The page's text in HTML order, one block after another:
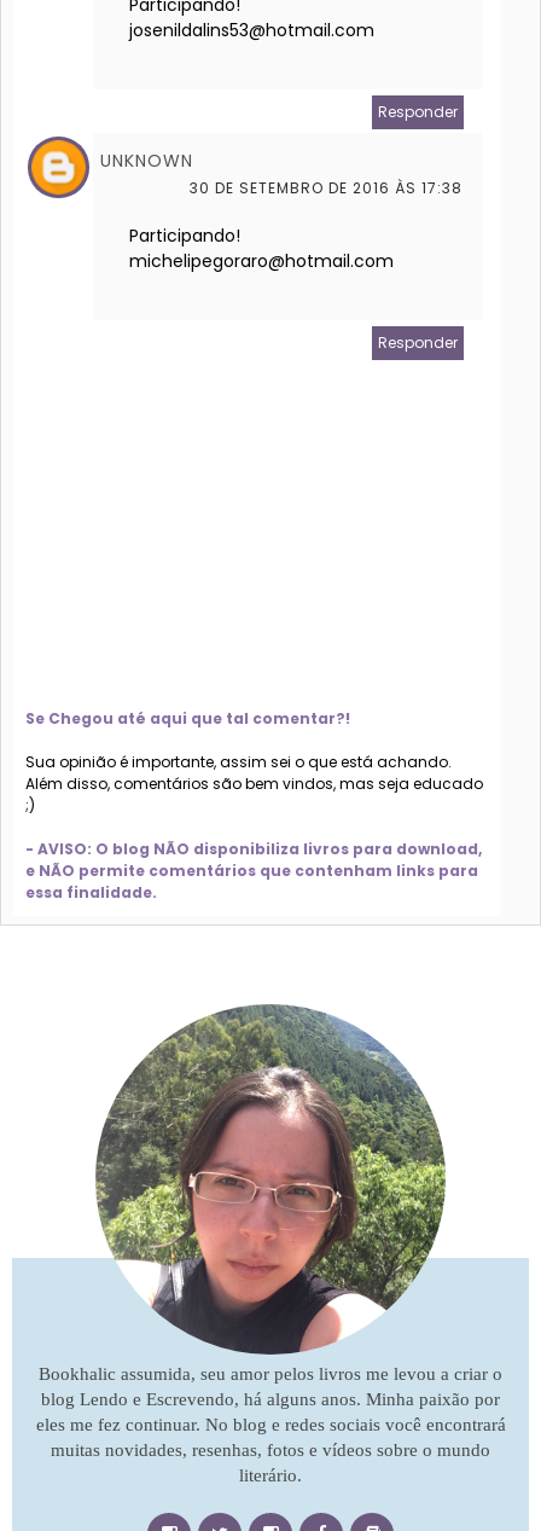
Participando!
josenildalins53@hotmail.com
Responder
UNKNOWN
30 DE SETEMBRO DE 2016 ÀS 17:38
Participando!
michelipegoraro@hotmail.com
Responder
Se Chegou até aqui que tal comentar?!
Sua opinião é importante, assim sei o que está achando.
Além disso, comentários são bem vindos, mas seja educado
;)
- AVISO: O blog NÃO disponibiliza livros para download,
e NÃO permite comentários que contenham links para
essa finalidade.
Bookhalic assumida, seu amor pelos livros me levou a criar o
blog Lendo e Escrevendo, há alguns anos. Minha paixão por
eles me fez continuar. No blog e redes sociais você encontrará
muitas novidades, resenhas, fotos e vídeos sobre o mundo
literário.